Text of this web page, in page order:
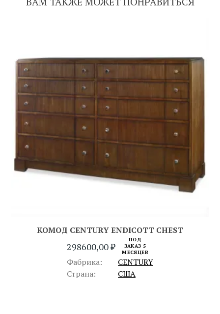
КОМОД CENTURY ENDICOTT CHEST
298600,00₽
ПОД
ЗАКАЗ 5
МЕСЯЦЕВ
Фабрика:
CENTURY
Страна:
США